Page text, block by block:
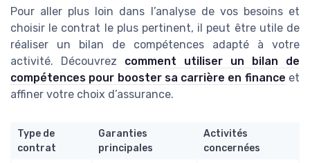
Pour aller plus loin dans l’analyse de vos besoins et
choisir le contrat le plus pertinent, il peut être utile de
réaliser un bilan de compétences adapté à votre
activité. Découvrez comment utiliser un bilan de
compétences pour booster sa carrière en finance et
affiner votre choix d’assurance.
Type de
contrat
Garanties
principales
Activités
concernées